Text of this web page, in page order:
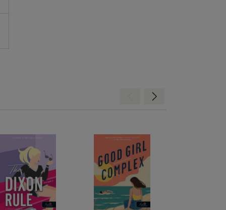
Előre